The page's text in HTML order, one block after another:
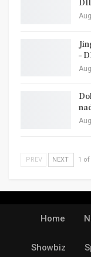
–
PREV NEXT 1 of
Home
Showbiz